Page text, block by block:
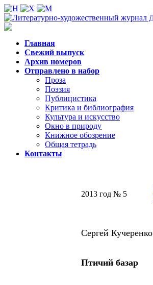
Главная
Свежий выпуск
Архив номеров
Отправлено в набор
Проза
Поэзия
Публицистика
Критика и библиография
Культура и искусство
Окно в природу
Книжное обозрение
Общая тетрадь
Контакты
2013 год № 5
Сергей Кучеренко
Птичий базар